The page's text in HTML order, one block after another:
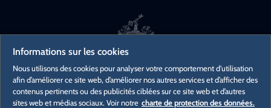
CONTACT
CONTACTS PRESSE
Informations sur les cookies
Nous utilisons des cookies pour analyser votre comportement d'utilisation
afin d’améliorer ce site web, d’améliorer nos autres services et d’afficher des
contenus pertinents ou des publicités ciblées sur ce site web et d’autres
sites web et médias sociaux. Voir notre charte de protection des données.